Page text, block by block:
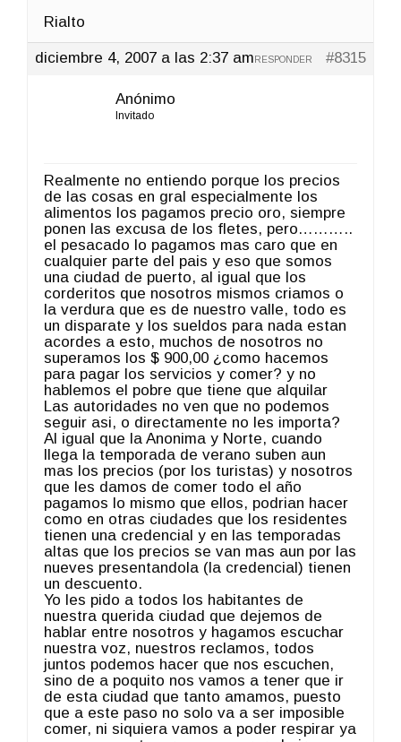
Rialto
diciembre 4, 2007 a las 2:37 am #8315
RESPONDER
Anónimo
Invitado
Realmente no entiendo porque los precios
de las cosas en gral especialmente los
alimentos los pagamos precio oro, siempre
ponen las excusa de los fletes, pero………..
el pesacado lo pagamos mas caro que en
cualquier parte del pais y eso que somos
una ciudad de puerto, al igual que los
corderitos que nosotros mismos criamos o
la verdura que es de nuestro valle, todo es
un disparate y los sueldos para nada estan
acordes a esto, muchos de nosotros no
superamos los $ 900,00 ¿como hacemos
para pagar los servicios y comer? y no
hablemos el pobre que tiene que alquilar
Las autoridades no ven que no podemos
seguir asi, o directamente no les importa?
Al igual que la Anonima y Norte, cuando
llega la temporada de verano suben aun
mas los precios (por los turistas) y nosotros
que les damos de comer todo el año
pagamos lo mismo que ellos, podrian hacer
como en otras ciudades que los residentes
tienen una credencial y en las temporadas
altas que los precios se van mas aun por las
nueves presentandola (la credencial) tienen
un descuento.
Yo les pido a todos los habitantes de
nuestra querida ciudad que dejemos de
hablar entre nosotros y hagamos escuchar
nuestra voz, nuestros reclamos, todos
juntos podemos hacer que nos escuchen,
sino de a poquito nos vamos a tener que ir
de esta ciudad que tanto amamos, puesto
que a este paso no solo va a ser imposible
comer, ni siquiera vamos a poder respirar ya